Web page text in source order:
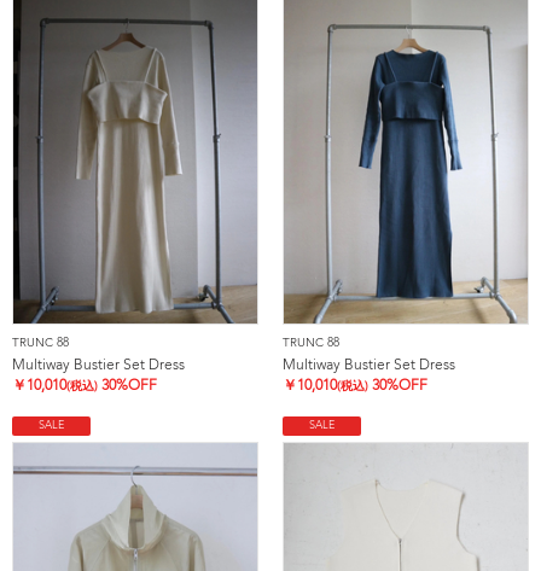
TRUNC 88
Multiway Bustier Set Dress
￥ 10,010(税込) 30%OFF
TRUNC 88
Multiway Bustier Set Dress
￥ 10,010(税込) 30%OFF
SALE SALE